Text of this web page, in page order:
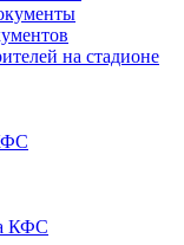
на стадионе
КФС